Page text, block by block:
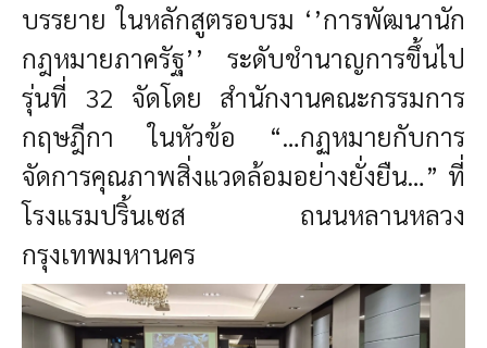
บรรยาย ในหลักสูตรอบรม ‘’การพัฒนานัก
กฎหมายภาครัฐ’’ ระดับชำนาญการขึ้นไป
รุ่นที่ 32 จัดโดย สำนักงานคณะกรรมการ
กฤษฎีกา ในหัวข้อ “…กฏหมายกับการ
จัดการคุณภาพสิ่งแวดล้อมอย่างยั่งยืน…” ที่
โรงแรมปริ้นเซส ถนนหลานหลวง
กรุงเทพมหานคร